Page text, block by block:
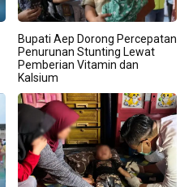
Bupati Aep Dorong Percepatan
Penurunan Stunting Lewat
Pemberian Vitamin dan
Kalsium